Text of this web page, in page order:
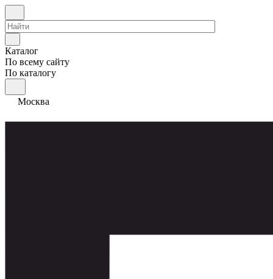
Каталог
По всему сайту
По каталогу
Москва